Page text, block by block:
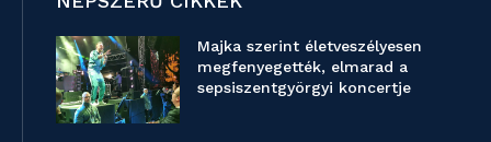
Majka szerint életveszélyesen
megfenyegették, elmarad a
sepsiszentgyörgyi koncertje